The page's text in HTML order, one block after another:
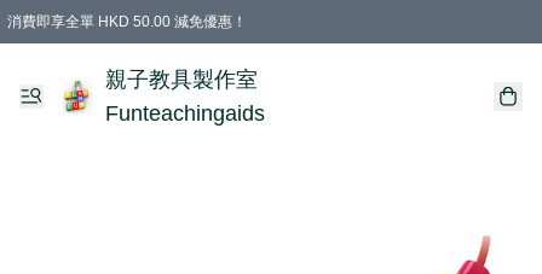
消費即享全單 HKD 50.00 減免優惠！
購物滿 HKD 699.00即享免運費優惠！（適用於 特定的送貨方式 )
凡購物滿HKD 699.00，即享免費禮品
親子教具製作室
Funteachingaids